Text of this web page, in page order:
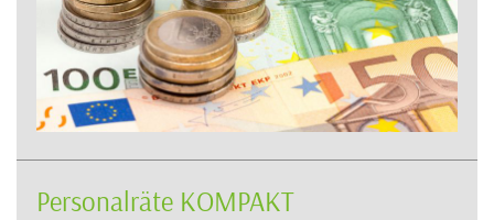
Personalräte KOMPAKT